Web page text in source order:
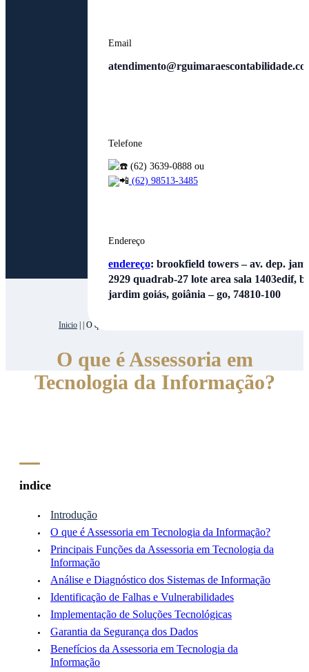
Email
Telefone
(62) 3639-0888 ou
(62) 98513-3485
Endereço
endereço: brookfield towers – av. dep.
2929 quadrab-27 lote area sala 1403edif,
jardim goiás, goiânia – go, 74810-100
Inicio | | O que é Assessoria em Tecnologia da Informação?
O que é Assessoria em
Tecnologia da Informação?
indice
Introdução
O que é Assessoria em Tecnologia da Informação?
Principais Funções da Assessoria em Tecnologia da
Informação
Análise e Diagnóstico dos Sistemas de Informação
Identificação de Falhas e Vulnerabilidades
Implementação de Soluções Tecnológicas
Garantia da Segurança dos Dados
Benefícios da Assessoria em Tecnologia da
Informação